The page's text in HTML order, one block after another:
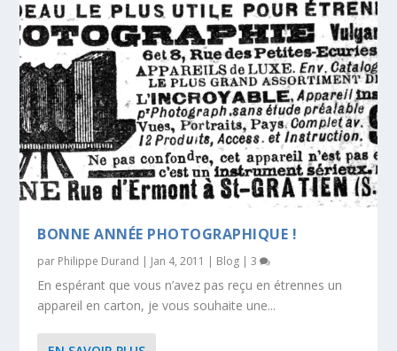
BONNE ANNÉE PHOTOGRAPHIQUE !
par Philippe Durand | Jan 4, 2011 | Blog |3
En espérant que vous n’avez pas reçu en étrennes un
appareil en carton, je vous souhaite une...